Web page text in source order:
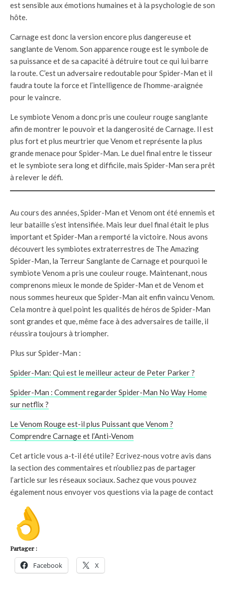
est sensible aux émotions humaines et à la psychologie de son
hôte.
Carnage est donc la version encore plus dangereuse et
sanglante de Venom. Son apparence rouge est le symbole de
sa puissance et de sa capacité à détruire tout ce qui lui barre
la route. C’est un adversaire redoutable pour Spider-Man et il
faudra toute la force et l’intelligence de l’homme-araignée
pour le vaincre.
Le symbiote Venom a donc pris une couleur rouge sanglante
afin de montrer le pouvoir et la dangerosité de Carnage. Il est
plus fort et plus meurtrier que Venom et représente la plus
grande menace pour Spider-Man. Le duel final entre le tisseur
et le symbiote sera long et difficile, mais Spider-Man sera prêt
à relever le défi.
Au cours des années, Spider-Man et Venom ont été ennemis et
leur bataille s’est intensifiée. Mais leur duel final était le plus
important et Spider-Man a remporté la victoire. Nous avons
découvert les symbiotes extraterrestres de The Amazing
Spider-Man, la Terreur Sanglante de Carnage et pourquoi le
symbiote Venom a pris une couleur rouge. Maintenant, nous
comprenons mieux le monde de Spider-Man et de Venom et
nous sommes heureux que Spider-Man ait enfin vaincu Venom.
Cela montre à quel point les qualités de héros de Spider-Man
sont grandes et que, même face à des adversaires de taille, il
réussira toujours à triompher.
Plus sur Spider-Man :
Spider-Man: Qui est le meilleur acteur de Peter Parker ?
Spider-Man : Comment regarder Spider-Man No Way Home
sur netflix ?
Le Venom Rouge est-il plus Puissant que Venom ?
Comprendre Carnage et l’Anti-Venom
Cet article vous a-t-il été utile? Ecrivez-nous votre avis dans
la section des commentaires et n’oubliez pas de partager
l’article sur les réseaux sociaux. Sachez que vous pouvez
également nous envoyer vos questions via la page de contact
Partager :
Facebook X